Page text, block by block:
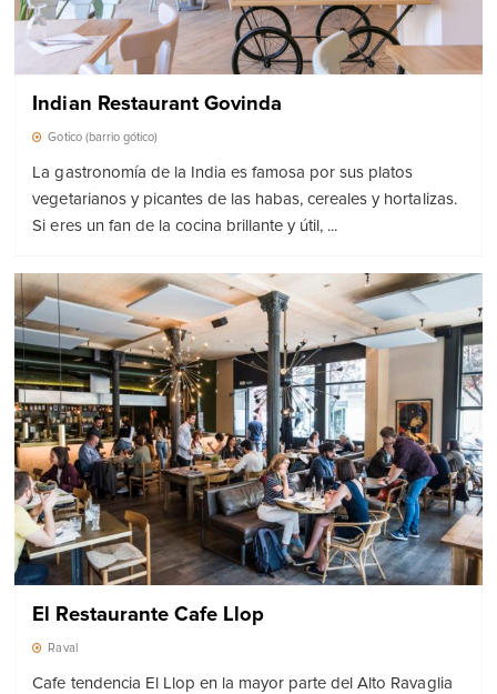
Indian Restaurant Govinda
Gotico (barrio gótico)
La gastronomía de la India es famosa por sus platos
vegetarianos y picantes de las habas, cereales y hortalizas.
Si eres un fan de la cocina brillante y útil, ...
El Restaurante Cafe Llop
Raval
Cafe tendencia El Llop en la mayor parte del Alto Ravaglia